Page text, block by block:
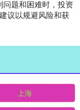
题和困难时，投资
议以规避风险和获
上海